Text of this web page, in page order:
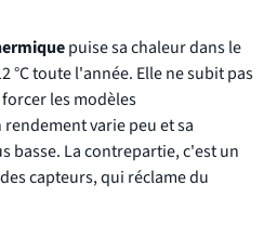
puise sa chaleur dans le
°C toute l'année. Elle ne subit pas
les modèles
varie peu et sa
basse. La contrepartie, c'est un
capteurs, qui réclame du